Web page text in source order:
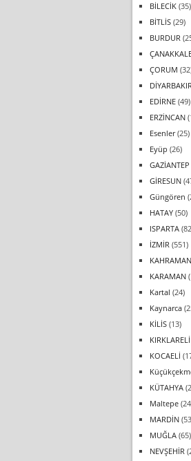
BİLECİK (35)
BİTLİS (29)
BURDUR
ÇORUM
EDİRNE (49)
ERZİNCAN
Esenler(25)
Eyüp (26)
GAZİANTEP
GİRESUN
Güngören
HATAY (50)
ISPARTA
İZMİR (551)
KARAMAN
Kartal (24)
Kaynarca
KİLİS (13)
KIRKLARELİ
KOCAELİ
KÜTAHYA
Maltepe
MARDİN
MUĞLA (65)
NEVŞEHİR